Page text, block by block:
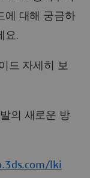
에 대해 궁금하
.
드 자세히 보
의 새로운 방
lki